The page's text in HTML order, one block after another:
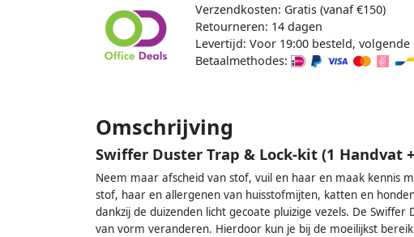
Verzendkosten: Gratis (vanaf €150)
Retourneren: 14 dagen
Levertijd: Voor 19:00 besteld,
Betaalmethodes:
Omschrijving
Swiffer Duster Trap & Lock-kit (1 Handvat
Neem maar afscheid van stof, vuil en haar en maak kennis
stof, haar en allergenen van huisstofmijten, katten en
dankzij de duizenden licht gecoate pluizige vezels. De
van vorm veranderen. Hierdoor kun je bij de moeilijkst